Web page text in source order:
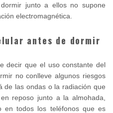
junto a ellos no supone
electromagnética.
antes de dormir
decir que el uso constante del
no conlleve algunos riesgos
de las ondas o la radiación que
reposo junto a la almohada,
en todos los teléfonos que es